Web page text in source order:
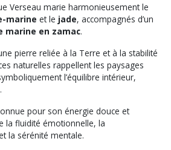
Verseau marie harmonieusement le
marine et le jade, accompagnés d’un
marine en zamac.
pierre reliée à la Terre et à la stabilité
naturelles rappellent les paysages
l’équilibre intérieur,
pour son énergie douce et
la fluidité émotionnelle, la
la sérénité mentale.